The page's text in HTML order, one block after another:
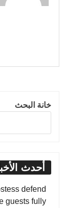
خانة البحث
أحدث
defend
guests fully